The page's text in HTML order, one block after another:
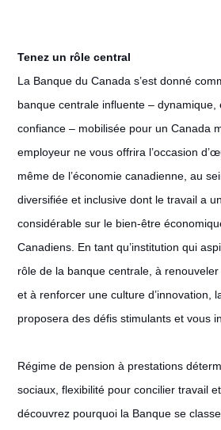
Tenez un rôle central
La Banque du Canada s’est donné
banque centrale influente – dynamique,
confiance – mobilisée pour un Canada
employeur ne vous offrira l’occasion
même de l’économie canadienne, au
diversifiée et inclusive dont le travail a
considérable sur le bien-être
Canadiens. En tant qu’institution qui
rôle de la banque centrale, à
et à renforcer une culture d’innovation,
proposera des défis stimulants et vous
Régime de pension à prestations
sociaux, flexibilité pour concilier travail
découvrez pourquoi la Banque se